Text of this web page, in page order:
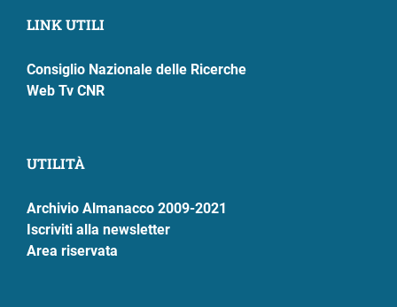
LINK UTILI
Consiglio Nazionale delle Ricerche
Web Tv CNR
UTILITÀ
Archivio Almanacco 2009-2021
Iscriviti alla newsletter
Area riservata